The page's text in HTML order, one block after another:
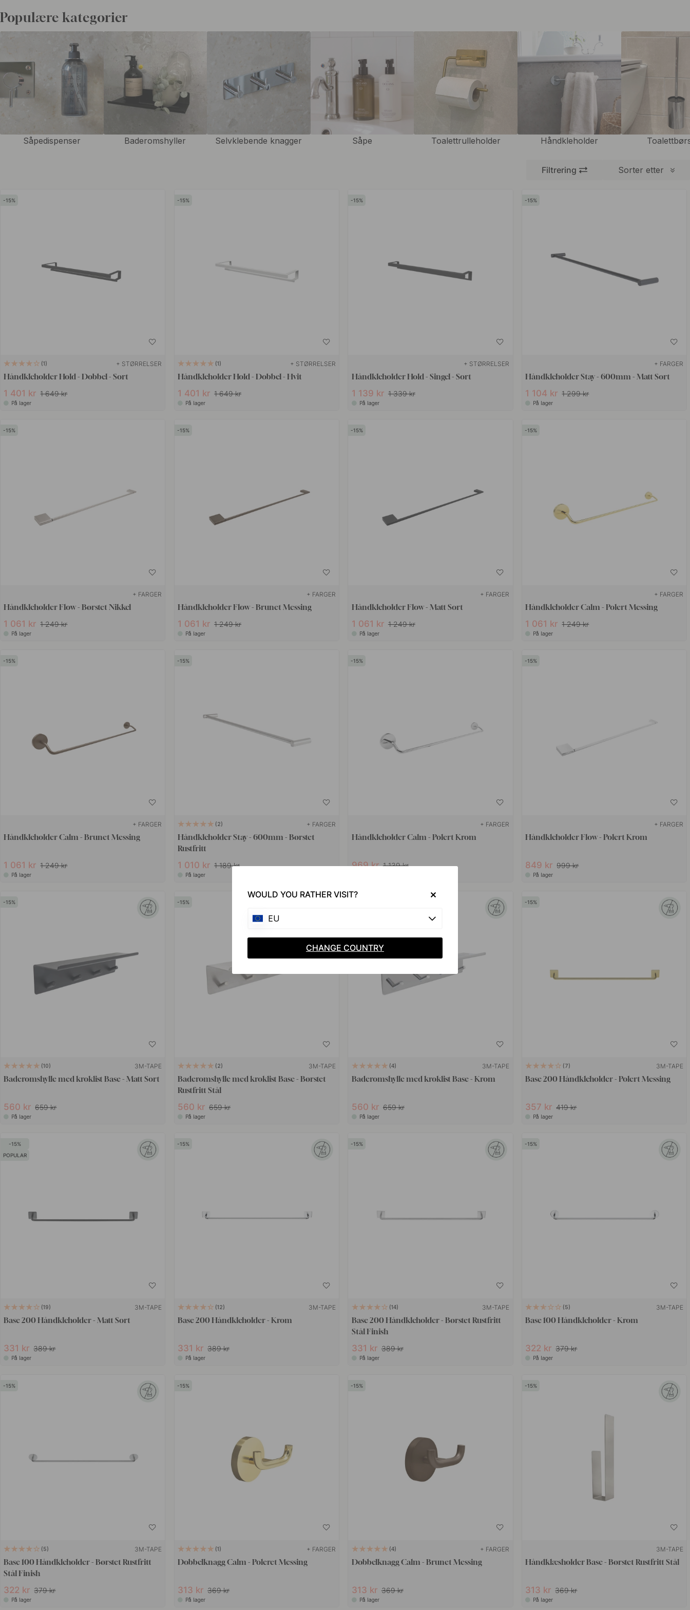
Vi tilbyr flere former, størrelser og utførelser, slik at det blir enklere å matche håndkleholderen med
resten av baderomsinnredningen. Velg en håndklestang for en mer klassisk løsning, håndklekroker
når du vil spare plass eller selvklebende modeller når du vil unngå å bore i fliser. Enten du
foretrekker et diskret uttrykk eller vil at detaljene skal ta mer plass, finner du håndkleholdere og
håndklekroker som gjør badet mer funksjonelt og gjennomført.
Populære kategorier
Såpedispenser Baderomshyller Selvklebende knagger Såpe Toalettrulleholder Håndkleholder
Sorter etter
Filtrering
15
1 + STØRRELSER
Håndkleholder Hold - Dobbel - Sort
1 401 kr 1 649 kr
På lager
15
1 + STØRRELSER
Håndkleholder Hold - Dobbel - Hvit
1 401 kr 1 649 kr
På lager
15
+ STØRRELSER
Håndkleholder Hold - Singel - Sort
1 139 kr 1 339 kr
På lager
15
+ FARGER
Håndkleholder Stay - 600mm - Matt Sort
1 104 kr 1 299 kr
På lager
15
+ FARGER
Håndkleholder Flow - Børstet Nikkel
1 061 kr 1 249 kr
På lager
15
+ FARGER
Håndkleholder Flow - Brunet Messing
1 061 kr 1 249 kr
På lager
15
+ FARGER
Håndkleholder Flow - Matt Sort
1 061 kr 1 249 kr
På lager
15
+ FARGER
Håndkleholder Calm - Polert Messing
1 061 kr 1 249 kr
På lager
15
+ FARGER
Håndkleholder Calm - Brunet Messing
1 061 kr 1 249 kr
På lager
15
2 + FARGER
Håndkleholder Stay - 600mm - Børstet
Rustfritt
1 010 kr 1 189 kr
På lager
15
+ FARGER
Håndkleholder Calm - Polert Krom
969 kr 1 139 kr
15
+ FARGER
Håndkleholder Flow - Polert Krom
849 kr 999 kr
På lager
15
10 3M-TAPE
Baderomshylle med kroklist Base - Matt Sort
560 kr 659 kr
På lager
15
2 3M-TAPE
Baderomshylle med kroklist Base - Børstet
Rustfritt Stål
560 kr 659 kr
På lager
4 3M-TAPE
Baderomshylle med kroklist Base - Krom
560 kr 659 kr
På lager
15
7 3M-TAPE
Base 200 Håndkleholder - Polert Messing
357 kr 419 kr
På lager
15
POPULAR
19 3M-TAPE
Base 200 Håndkleholder - Matt Sort
331 kr 389 kr
På lager
15
12 3M-TAPE
Base 200 Håndkleholder - Krom
331 kr 389 kr
På lager
15
14 3M-TAPE
Base 200 Håndkleholder - Børstet Rustfritt
Stål Finish
331 kr 389 kr
På lager
15
5 3M-TAPE
Base 100 Håndkleholder - Krom
322 kr 379 kr
På lager
15
5 3M-TAPE
Base 100 Håndkleholder - Børstet Rustfritt
Stål Finish
322 kr 379 kr
På lager
15
1 + FARGER
Dobbelknagg Calm - Poleret Messing
313 kr 369 kr
På lager
15
4 + FARGER
Dobbelknagg Calm - Brunet Messing
313 kr 369 kr
På lager
15
3M-TAPE
Håndklæsholder Base - Børstet Rustfritt Stål
313 kr 369 kr
På lager
WOULD YOU RATHER VISIT?
EU
CHANGE COUNTRY